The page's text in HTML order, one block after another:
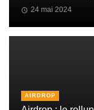
24 mai 2024
AIRDROP